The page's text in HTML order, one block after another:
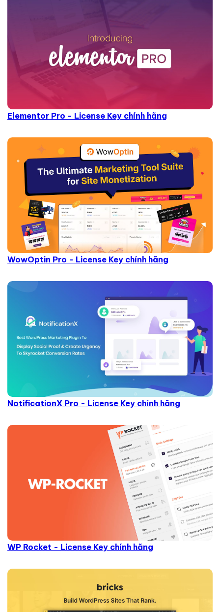
Elementor Pro - License Key chính hãng
WowOptin Pro - License Key chính hãng
NotificationX Pro - License Key chính hãng
WP Rocket - License Key chính hãng